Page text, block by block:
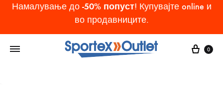
Намалување до -50% попуст! Купувајте online и
во продавниците.
Cart
0